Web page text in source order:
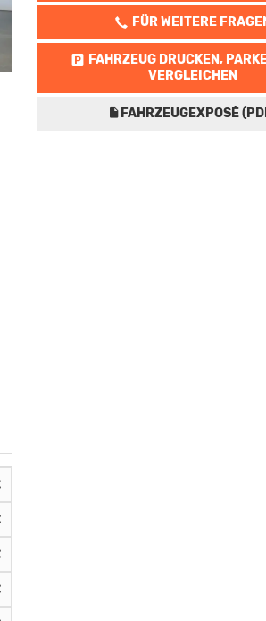
FÜR WEITERE
FAHRZEUG DRUCKEN,
VERGLEICHEN
FAHRZEUGEXPOSÉ